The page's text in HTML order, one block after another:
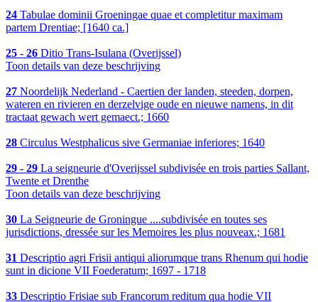
24 Tabulae dominii Groeningae quae et completitur maximam
partem Drentiae; [1640 ca.]
25 - 26 Ditio Trans-Isulana (Overijssel)
Toon details van deze beschrijving
27 Noordelijk Nederland - Caertien der landen, steeden, dorpen,
wateren en rivieren en derzelvige oude en nieuwe namens, in dit
tractaat gewach wert gemaect.; 1660
28 Circulus Westphalicus sive Germaniae inferiores; 1640
29 - 29 La seigneurie d'Overijssel subdivisée en trois parties Sallant,
Twente et Drenthe
Toon details van deze beschrijving
30 La Seigneurie de Groningue ....subdivisée en toutes ses
jurisdictions, dressée sur les Memoires les plus nouveax.; 1681
31 Descriptio agri Frisii antiqui aliorumque trans Rhenum qui hodie
sunt in dicione VII Foederatum; 1697 - 1718
33 Descriptio Frisiae sub Francorum reditum qua hodie VII